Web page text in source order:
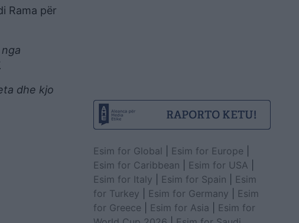
Rama për
nga
dhe kjo
Esim for Global Esim for Europe
Esim for Caribbean
Esim for USA
Esim for Italy
Esim for Spain
Esim
for Turkey
Esim for Germany
Esim
for Greece
Esim for Asia
Esim for